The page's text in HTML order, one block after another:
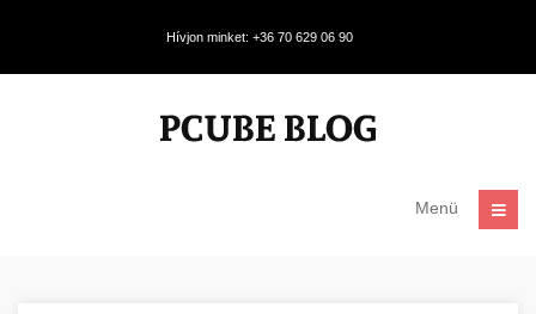
Hívjon minket: +36 70 629 06 90
Menü